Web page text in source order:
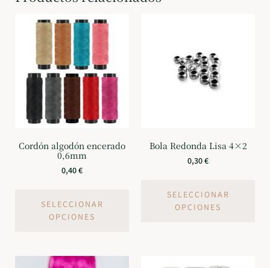
Cordón algodón encerado
0,6mm
0,40€
SELECCIONAR
OPCIONES
Bola Redonda Lisa 4×2
0,30€
SELECCIONAR
OPCIONES